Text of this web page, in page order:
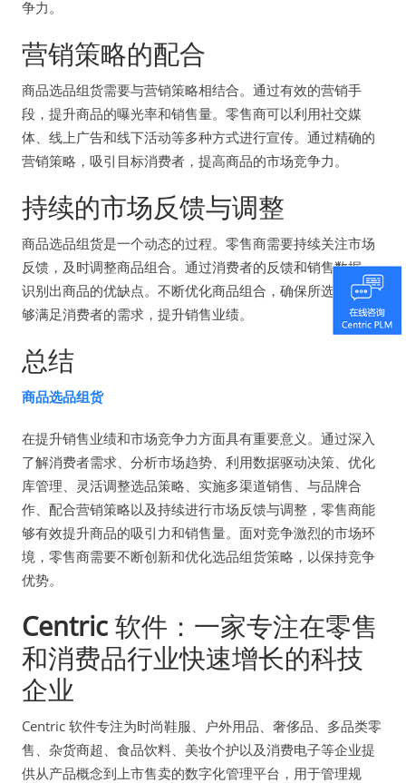
争力。
营销策略的配合
商品选品组货需要与营销策略相结合。通过有效的营销手
段，提升商品的曝光率和销售量。零售商可以利用社交媒
体、线上广告和线下活动等多种方式进行宣传。通过精确的
营销策略，吸引目标消费者，提高商品的市场竞争力。
持续的市场反馈与调整
商品选品组货是一个动态的过程。零售商需要持续关注市场
反馈，及时调整商品组合。通过消费者的反馈和销售数据，
识别出商品的优缺点。不断优化商品组合，确保所选商品能
够满足消费者的需求，提升销售业绩。
总结
商品选品组货
在提升销售业绩和市场竞争力方面具有重要意义。通过深入
了解消费者需求、分析市场趋势、利用数据驱动决策、优化
库管理、灵活调整选品策略、实施多渠道销售、与品牌合
作、配合营销策略以及持续进行市场反馈与调整，零售商能
够有效提升商品的吸引力和销售量。面对竞争激烈的市场环
境，零售商需要不断创新和优化选品组货策略，以保持竞争
优势。
Centric 软件：一家专注在零售
和消费品行业快速增长的科技
企业
Centric 软件专注为时尚鞋服、户外用品、奢侈品、多品类零
售、杂货商超、食品饮料、美妆个护以及消费电子等企业提
供从产品概念到上市售卖的数字化管理平台，用于管理规